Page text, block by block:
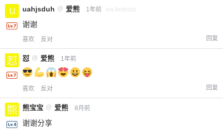
uahjsduh @ 爱熊 1年前 via Android
谢谢
喜欢 反对 回复
怼 @ 爱熊 1年前
喜欢 反对 回复
熊宝宝 @ 爱熊 8月前
谢谢分享